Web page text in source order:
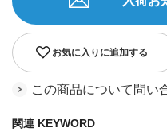
お気に入りに追加する
この商品について問い
関連 KEYWORD